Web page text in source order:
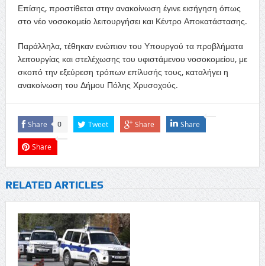
Επίσης, προστίθεται στην ανακοίνωση έγινε εισήγηση όπως
στο νέο νοσοκομείο λειτουργήσει και Κέντρο Αποκατάστασης.
Παράλληλα, τέθηκαν ενώπιον του Υπουργού τα προβλήματα
λειτουργίας και στελέχωσης του υφιστάμενου νοσοκομείου, με
σκοπό την εξεύρεση τρόπων επίλυσής τους, καταλήγει η
ανακοίνωση του Δήμου Πόλης Χρυσοχούς.
Share 0 Tweet Share Share
Share
RELATED ARTICLES